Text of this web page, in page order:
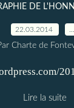
DE
22.03.2014
Charte de
Lire la suite